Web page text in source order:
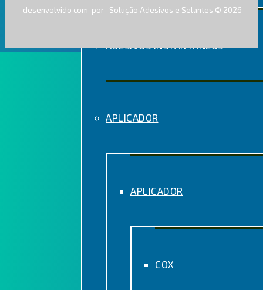
ADESIVOS INSTANTÂNEOS
APLICADOR
APLICADOR
COX
desenvolvido com por Solução Adesivos e Selantes © 2026